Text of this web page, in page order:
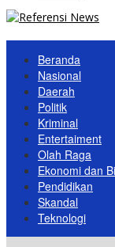
Beranda
Nasional
Daerah
Politik
Kriminal
Entertaiment
Olah Raga
Ekonomi dan
Pendidikan
Skandal
Teknologi